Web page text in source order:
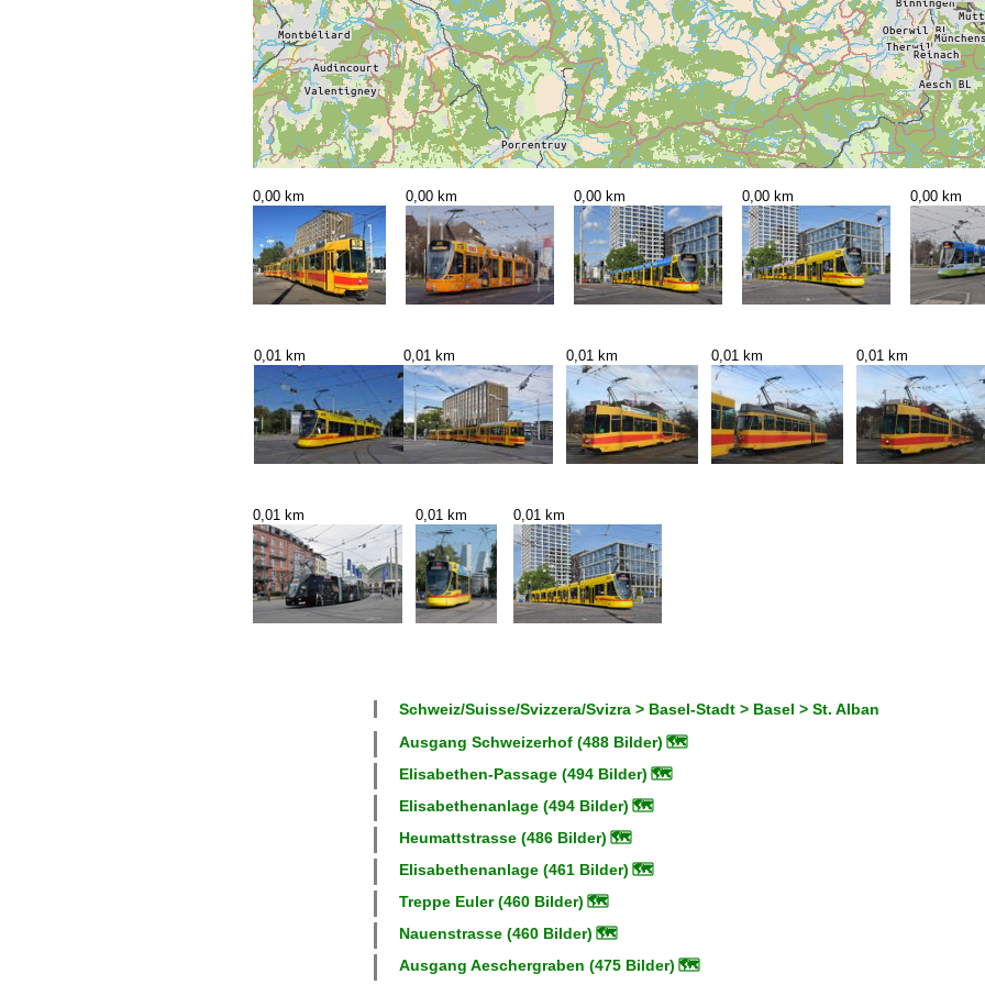
0,00 km 0,00 km 0,00 km 0,00 km 0,00 km
0,01 km 0,01 km 0,01 km 0,01 km 0,01 km
0,01 km 0,01 km 0,01 km
Schweiz/Suisse/Svizzera/Svizra > Basel-Stadt > Basel > St. Alban
Ausgang Schweizerhof (488 Bilder) 🗺
Elisabethen-Passage (494 Bilder) 🗺
Elisabethenanlage (494 Bilder) 🗺
Heumattstrasse (486 Bilder) 🗺
Elisabethenanlage (461 Bilder) 🗺
Treppe Euler (460 Bilder) 🗺
Nauenstrasse (460 Bilder) 🗺
Ausgang Aeschergraben (475 Bilder) 🗺